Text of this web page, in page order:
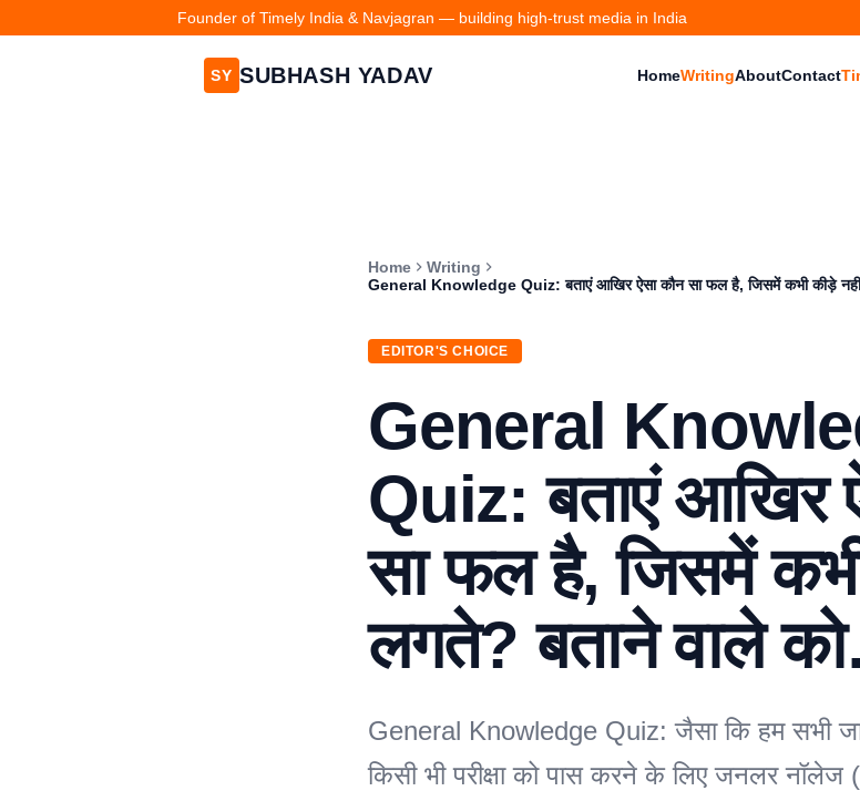
Founder of Timely India & Navjagran — building high-trust media in India
SY SUBHASH YADAV HomeWritingAboutContact
Home
Writing
General Knowledge Quiz: बताएं आखिर ऐसा कौन सा फल है, जिसमें कभी कीड़े
EDITOR'S CHOICE
General
Quiz: बताएं आखिर
सा फल है, जिसमें
लगते? बताने वाले
General Knowledge Quiz: जैसा कि हम सभी
किसी भी परीक्षा को पास करने के लिए जनलर